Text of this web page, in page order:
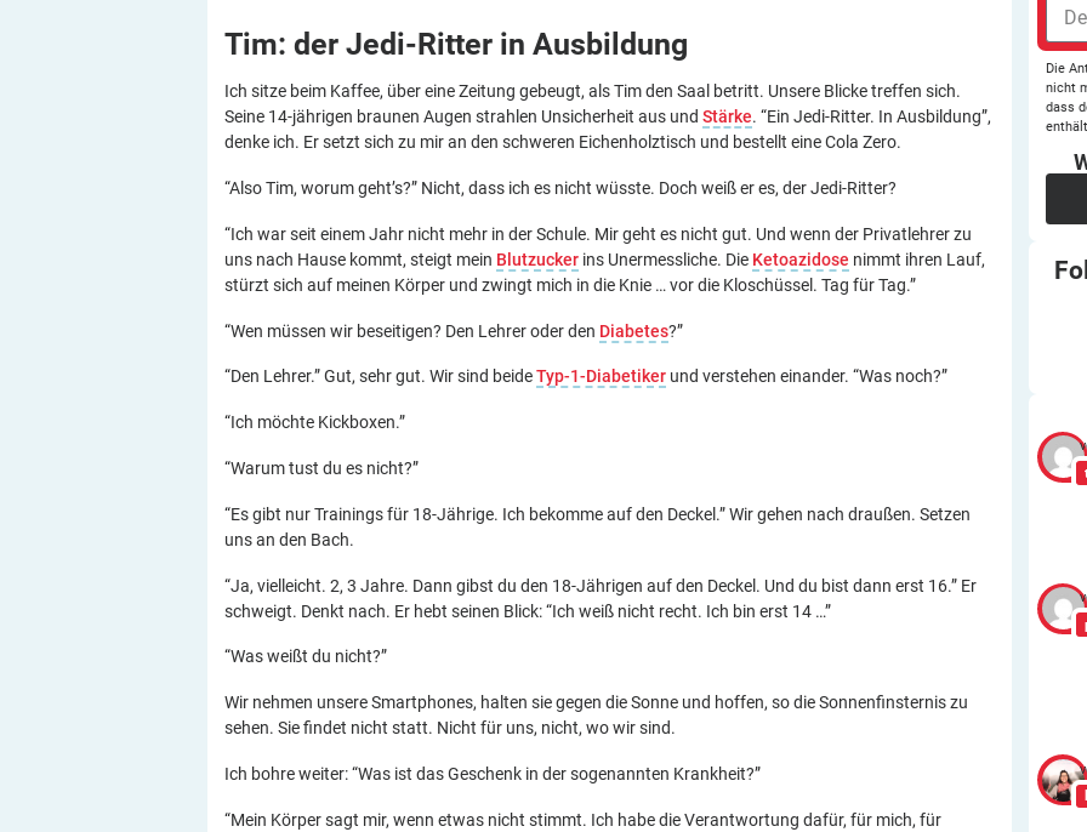
Tim: der Jedi-Ritter in Ausbildung
Ich sitze beim Kaffee, über eine Zeitung gebeugt, als Tim den Saal betritt. Unsere Blicke treffen sich.
Seine 14-jährigen braunen Augen strahlen Unsicherheit aus und Stärke. “Ein Jedi-Ritter. In Ausbildung”,
denke ich. Er setzt sich zu mir an den schweren Eichenholztisch und bestellt eine Cola Zero.
“Also Tim, worum geht’s?” Nicht, dass ich es nicht wüsste. Doch weiß er es, der Jedi-Ritter?
“Ich war seit einem Jahr nicht mehr in der Schule. Mir geht es nicht gut. Und wenn der Privatlehrer zu
uns nach Hause kommt, steigt mein Blutzucker ins Unermessliche. Die Ketoazidose nimmt ihren Lauf,
stürzt sich auf meinen Körper und zwingt mich in die Knie … vor die Kloschüssel. Tag für Tag.”
“Wen müssen wir beseitigen? Den Lehrer oder den Diabetes?”
“Den Lehrer.” Gut, sehr gut. Wir sind beideTyp-1-Diabetiker und verstehen einander. “Was noch?”
“Ich möchte Kickboxen.”
“Warum tust du es nicht?”
“Es gibt nur Trainings für 18-Jährige. Ich bekomme auf den Deckel.” Wir gehen nach draußen. Setzen
uns an den Bach.
“Ja, vielleicht. 2, 3 Jahre. Dann gibst du den 18-Jährigen auf den Deckel. Und du bist dann erst 16.” Er
schweigt. Denkt nach. Er hebt seinen Blick: “Ich weiß nicht recht. Ich bin erst 14 …”
“Was weißt du nicht?”
Wir nehmen unsere Smartphones, halten sie gegen die Sonne und hoffen, so die Sonnenfinsternis zu
sehen. Sie findet nicht statt. Nicht für uns, nicht, wo wir sind.
Ich bohre weiter: “Was ist das Geschenk in der sogenannten Krankheit?”
“Mein Körper sagt mir, wenn etwas nicht stimmt. Ich habe die Verantwortung dafür, für mich, für
Die
nicht
dass
enthält.